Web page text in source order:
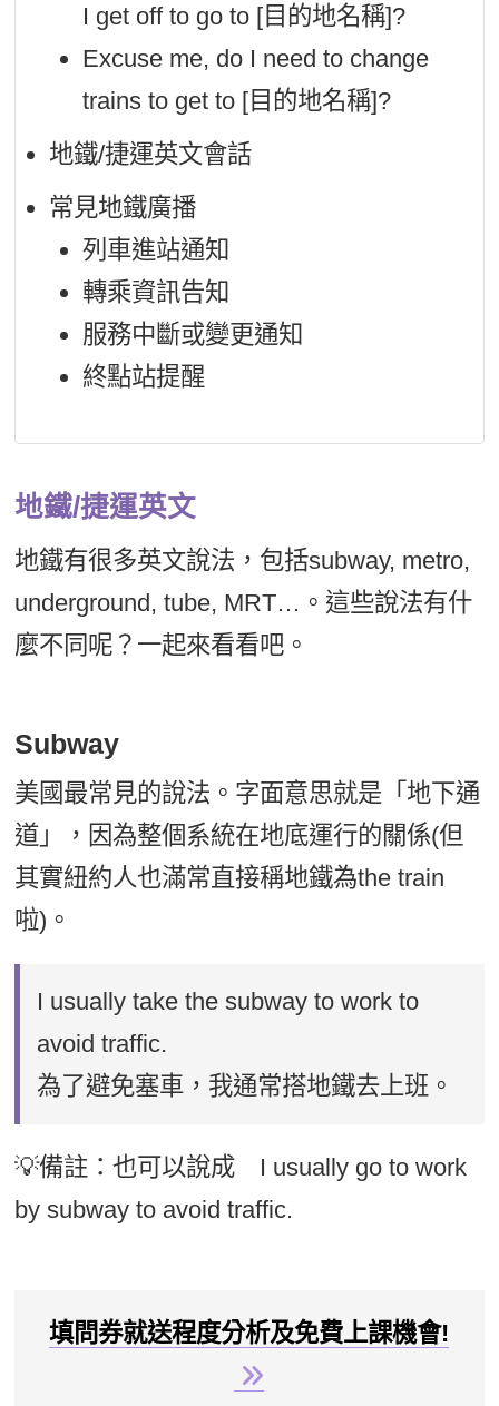
I get off to go to [目的地名稱]?
Excuse me, do I need to change
trains to get to [目的地名稱]?
地鐵/捷運英文會話
常見地鐵廣播
列車進站通知
轉乘資訊告知
服務中斷或變更通知
終點站提醒
地鐵/捷運英文
地鐵有很多英文說法，包括subway, metro,
underground, tube, MRT…。這些說法有什
麼不同呢？一起來看看吧。
Subway
美國最常見的說法。字面意思就是「地下通
道」，因為整個系統在地底運行的關係(但
其實紐約人也滿常直接稱地鐵為the train
啦)。
I usually take the subway to work to
avoid traffic.
為了避免塞車，我通常搭地鐵去上班。
💡備註：也可以說成 I usually go to work
by subway to avoid traffic.
填問券就送程度分析及免費上課機會!